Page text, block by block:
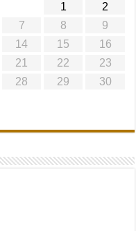
1
2
7 8
9
14 15
16
21 22
23
28 29
30